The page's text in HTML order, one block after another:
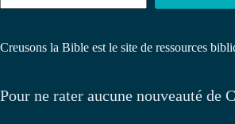
Creusons la Bible est le site de ressources
Pour ne rater aucune nouveauté de